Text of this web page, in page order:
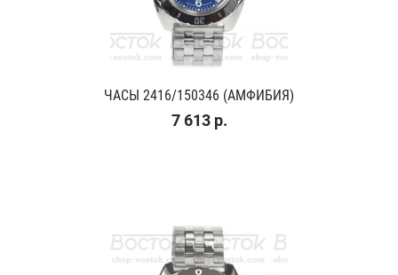
ЧАСЫ 2416/150346 (АМФИБИЯ)
7 613 р.